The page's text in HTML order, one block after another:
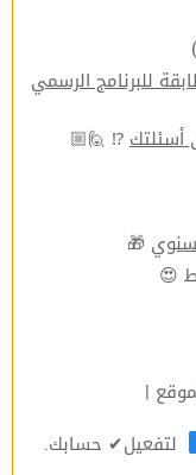
للبرنامج الرسمي
أسئلتك⁉ 🙋🏼
🎁
لتفعيل✔ حسابك.